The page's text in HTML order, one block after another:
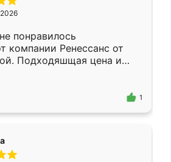
понравилось
компании Ренессанс от
Подходяшщая цена и
изготовления. Приехавший
Владислав
эскизу самый
1